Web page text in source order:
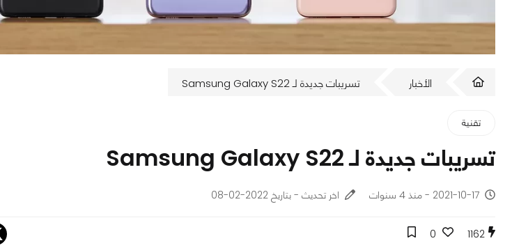
الأخبار تسريبات جديدة لـ Samsung Galaxy S22
تقنية
تسريبات جديدة لـ Samsung Galaxy S22
2021-10-17 - منذ 4 سنوات اخر تحديث - بتاريخ 2022-02-08
1162
0